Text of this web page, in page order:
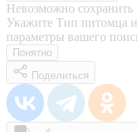
Невозможно сохранить
Укажите Тип питомца
параметры вашего
Понятно
Поделиться